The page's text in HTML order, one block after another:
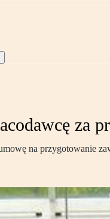
za
na przygotowanie